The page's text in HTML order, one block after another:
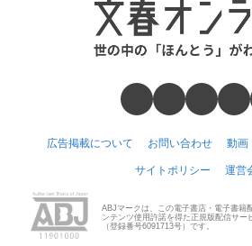
広告掲載について お問い合わせ 動画
サイトポリシー 運営
ABJマークは、この電子書店・電子書籍
ンテンツ使用許諾を得た正規版配信サー
（登録番号6091713号）です。